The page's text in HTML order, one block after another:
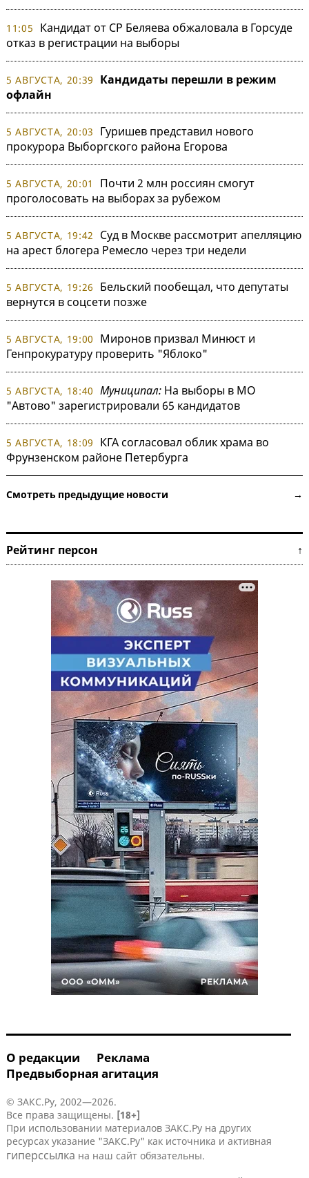
11:05
Кандидат от СР Беляева обжаловала в Горсуде
отказ в регистрации на выборы
5 АВГУСТА, 20:39
Кандидаты перешли в режим
офлайн
5 АВГУСТА, 20:03
Гуришев представил нового
прокурора Выборгского района Егорова
5 АВГУСТА, 20:01
Почти 2 млн россиян смогут
проголосовать на выборах за рубежом
5 АВГУСТА, 19:42
Суд в Москве рассмотрит апелляцию
на арест блогера Ремесло через три недели
5 АВГУСТА, 19:26
Бельский пообещал, что депутаты
вернутся в соцсети позже
5 АВГУСТА, 19:00
Миронов призвал Минюст и
Генпрокуратуру проверить "Яблоко"
5 АВГУСТА, 18:40 Муниципал: На выборы в МО
"Автово" зарегистрировали 65 кандидатов
5 АВГУСТА, 18:09
КГА согласовал облик храма во
Фрунзенском районе Петербурга
Смотреть предыдущие новости →
Рейтинг персон ↑
О редакции
Реклама
Предвыборная агитация
© ЗАКС.Ру, 2002—2026.
Все права защищены. [18+]
При использовании материалов ЗАКС.Ру на других
ресурсах указание "ЗАКС.Ру" как источника и активная
гиперссылка на наш сайт обязательны.